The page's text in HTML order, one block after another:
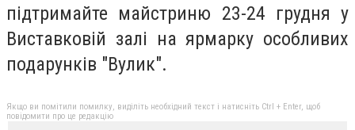
підтримайте майстриню 23-24 грудня у
Виставковій залі на ярмарку особливих
подарунків "Вулик".
Якщо ви помітили помилку, виділіть необхідний текст і натисніть Ctrl + Enter, щоб
повідомити про це редакцію